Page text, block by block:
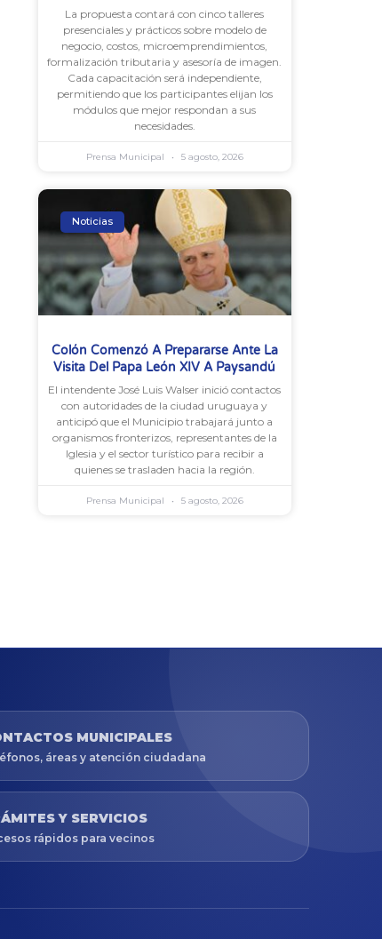
La propuesta contará con cinco talleres
presenciales y prácticos sobre modelo de
negocio, costos, microemprendimientos,
formalización tributaria y asesoría de imagen.
Cada capacitación será independiente,
permitiendo que los participantes elijan los
módulos que mejor respondan a sus
necesidades.
Prensa Municipal 5 agosto, 2026
Noticias
Colón Comenzó A Prepararse Ante La
Visita Del Papa León XIV A Paysandú
El intendente José Luis Walser inició contactos
con autoridades de la ciudad uruguaya y
anticipó que el Municipio trabajará junto a
organismos fronterizos, representantes de la
Iglesia y el sector turístico para recibir a
quienes se trasladen hacia la región.
Prensa Municipal 5 agosto, 2026
MUNICIPALES
áreas y atención ciudadana
Y SERVICIOS
rápidos para vecinos